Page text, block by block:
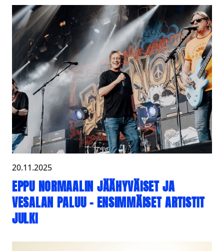
20.11.2025
EPPU NORMAALIN JÄÄHYVÄISET JA
VESALAN PALUU – ENSIMMÄISET ARTISTIT
JULKI